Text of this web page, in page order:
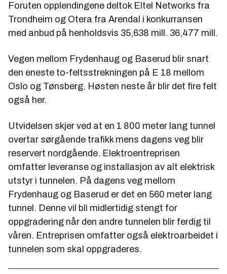
Foruten opplendingene deltok Eltel Networks fra
Trondheim og Otera fra Arendal i konkurransen
med anbud på henholdsvis 35,638 mill. 36,477 mill.
Vegen mellom Frydenhaug og Baserud blir snart
den eneste to-feltsstrekningen på E 18 mellom
Oslo og Tønsberg. Høsten neste år blir det fire felt
også her.
Utvidelsen skjer ved at en 1 800 meter lang tunnel
overtar sørgående trafikk mens dagens veg blir
reservert nordgående. Elektroentreprisen
omfatter leveranse og installasjon av alt elektrisk
utstyr i tunnelen. På dagens veg mellom
Frydenhaug og Baserud er det en 560 meter lang
tunnel. Denne vil bli midlertidig stengt for
oppgradering når den andre tunnelen blir ferdig til
våren. Entreprisen omfatter også elektroarbeidet i
tunnelen som skal oppgraderes.